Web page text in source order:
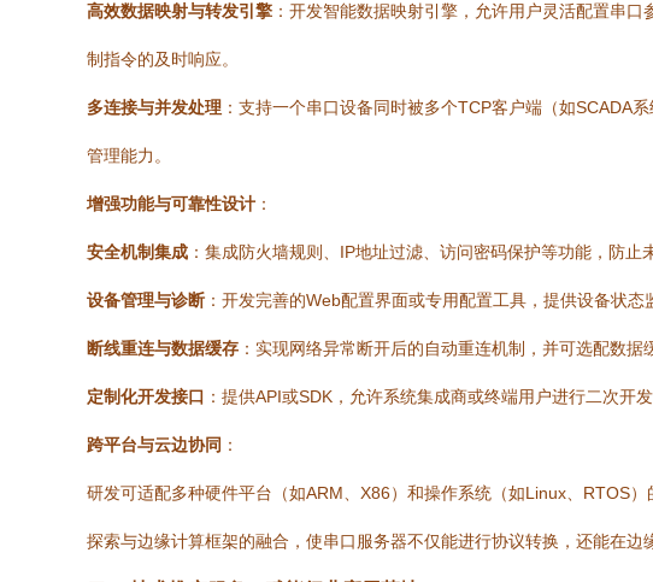
高效数据映射与转发引擎 ：开发智能数据映射引擎，允许用户灵活配置串
制指令的及时响应。
多连接与并发处理 ：支持一个串口设备同时被多个TCP客户端（如SCADA
管理能力。
增强功能与可靠性设计 ：
安全机制集成 ：集成防火墙规则、IP地址过滤、访问密码保护等功能，防止
设备管理与诊断 ：开发完善的Web配置界面或专用配置工具，提供设备状
断线重连与数据缓存 ：实现网络异常断开后的自动重连机制，并可选配数
定制化开发接口 ：提供API或SDK，允许系统集成商或终端用户进行二次开
跨平台与云边协同 ：
研发可适配多种硬件平台（如ARM、X86）和操作系统（如Linux、RTOS）
探索与边缘计算框架的融合，使串口服务器不仅能进行协议转换，还能在